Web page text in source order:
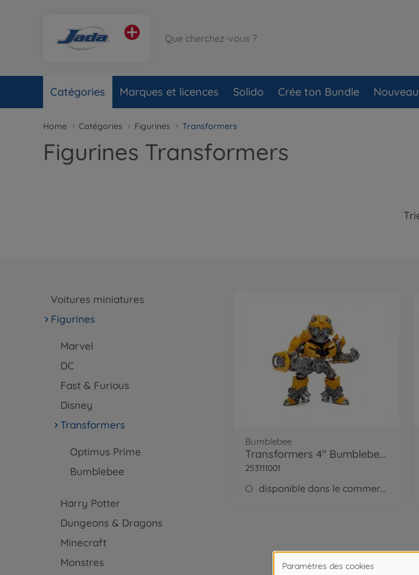
Catégories Marques et licences Solido Crée ton Bundle
Home Catégories Figurines Transformers
Figurines Transformers
Voitures miniatures
Figurines
Marvel
DC
Fast & Furious
Disney
Transformers
Optimus Prime
Bumblebee
Harry Potter
Dungeons & Dragons
Minecraft
Monstres
Bumblebee
Transformers 4" Bumblebee Figure
253111001
disponible dans le commerce